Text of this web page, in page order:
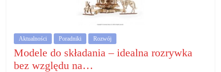
gospodarczą.
Porady
biznesowe
Aktualności Poradniki Rozwój
Modele do składania – idealna rozrywka
bez względu na…